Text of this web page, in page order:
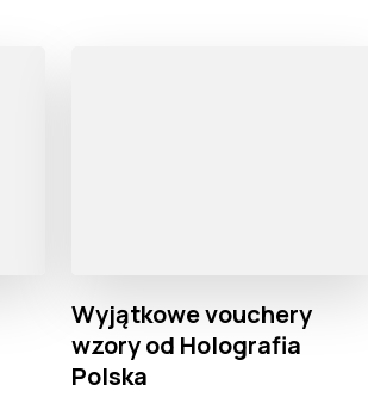
Wyjątkowe vouchery
wzory od Holografia
Polska